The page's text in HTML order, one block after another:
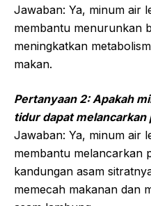
Jawaban: Ya, minum air
membantu menurunkan
meningkatkan
makan.
Pertanyaan 2: Apakah
tidur dapat melancarkan
Jawaban: Ya, minum air
membantu melancarkan
kandungan asam
memecah makanan dan